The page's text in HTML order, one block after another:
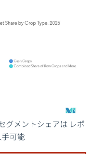
4.0の表示が必要です。